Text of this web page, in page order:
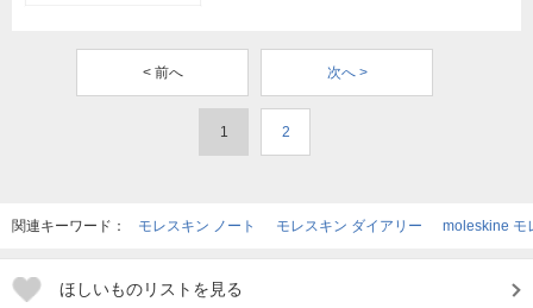
< 前へ 次へ >
1 2
関連キーワード： モレスキン ノート モレスキン ダイアリー moleskine モ
ほしいものリストを見る